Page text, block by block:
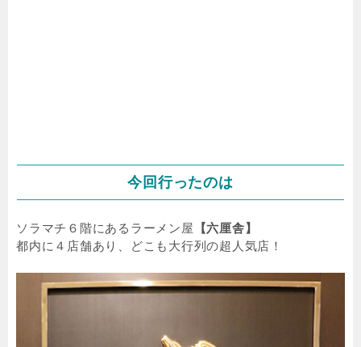
今回行ったのは
ソラマチ６階にあるラーメン屋 【六厘舎】
都内に４店舗あり、どこも大行列の超人気店！